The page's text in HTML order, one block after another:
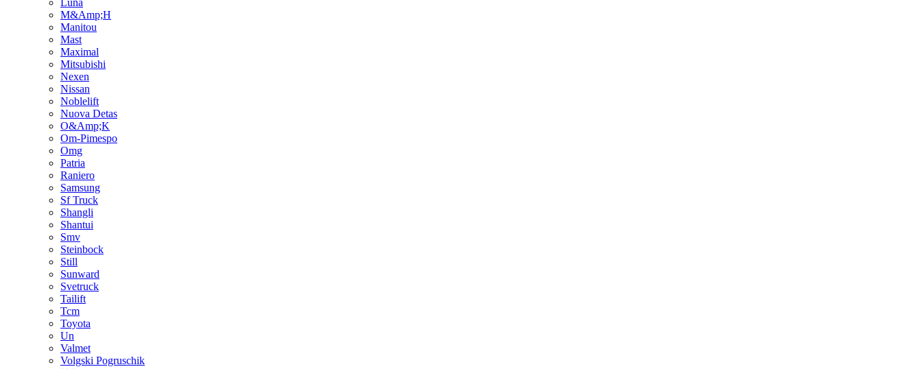
M&Amp;H
Manitou
Mast
Maximal
Mitsubishi
Nexen
Nissan
Noblelift
Nuova Detas
O&Amp;K
Om-Pimespo
Omg
Patria
Raniero
Samsung
Sf Truck
Shangli
Shantui
Smv
Steinbock
Still
Sunward
Svetruck
Tailift
Tcm
Toyota
Un
Valmet
Volgski Pogruschik